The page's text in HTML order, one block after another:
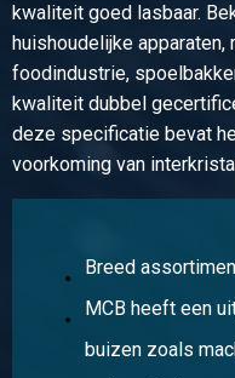
kwaliteit goed lasbaar.
huishoudelijke
foodindustrie,
kwaliteit dubbel
deze specificatie bevat
voorkoming van
Breed
MCB heeft een
buizen zoals